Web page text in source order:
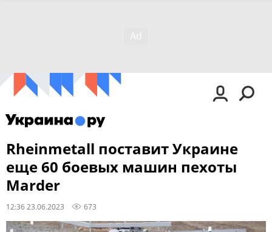
Rheinmetall поставит Украине
еще 60 боевых машин пехоты
Marder
12:36 23.06.2023 673